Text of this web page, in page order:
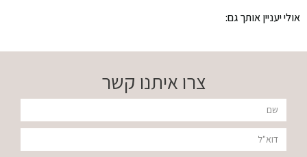
שמן
אולי יעניין אותך גם:
צרו איתנו קשר
שם
דוא"ל